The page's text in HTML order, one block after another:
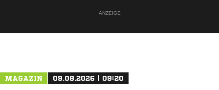
ANZEIGE
MAGAZIN 09.08.2026 | 09:20